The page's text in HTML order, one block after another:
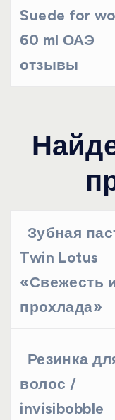
Suede for
60 ml ОАЭ
отзывы
Зубная
Twin Lotus
«Свежесть
прохлада»
Резинка
волос /
invisibobble